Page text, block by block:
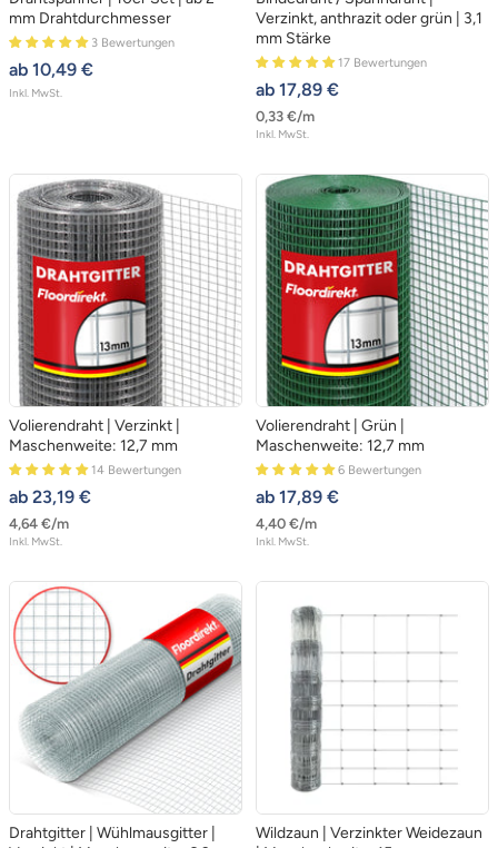
ü
n
z
i
n
mm Drahtdurchmesser
3 Bewertungen
angebotspreis
ab 10,49 €
Inkl. MwSt.
r
z
n
k
t
h
r
a
z
t
ü
n
Verzinkt, anthrazit oder grün | 3,1
mm Stärke
17 Bewertungen
angebotspreis
ab 17,89 €
0,33 €/m
Inkl. MwSt.
Volierendraht | Verzinkt |
Maschenweite: 12,7 mm
14 Bewertungen
angebotspreis
ab 23,19 €
4,64 €/m
Inkl. MwSt.
Volierendraht | Grün |
Maschenweite: 12,7 mm
6 Bewertungen
angebotspreis
ab 17,89 €
4,40 €/m
Inkl. MwSt.
Drahtgitter | Wühlmausgitter |
Wildzaun | Verzinkter Weidezaun